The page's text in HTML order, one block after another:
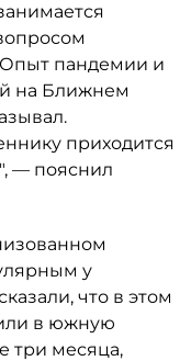
Опыт пандемии и
на Ближнем
приходится
— пояснил
у
что в этом
в южную
три месяца,